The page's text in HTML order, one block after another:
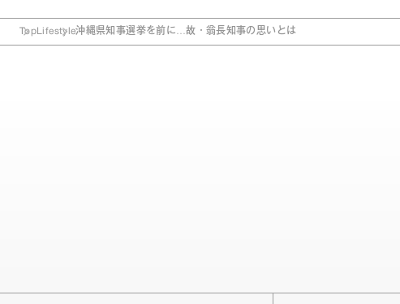
Top Lifestyle沖縄県知事選挙を前に…故・翁長知事の思いとは